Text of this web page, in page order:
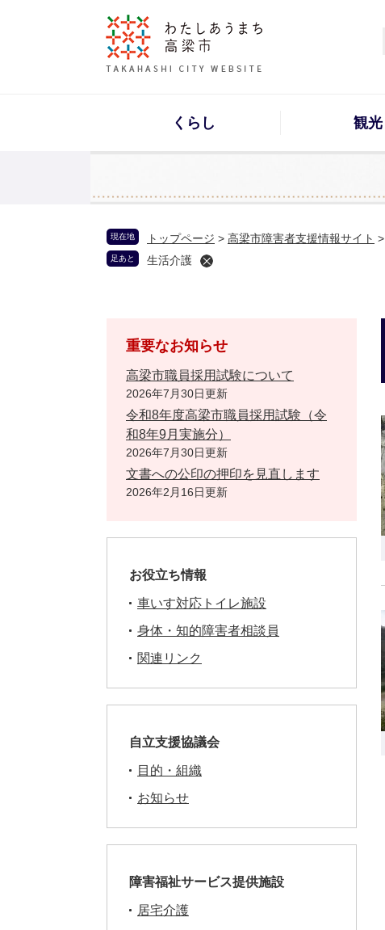
くらし 観光
現在地 トップページ > 高梁市障害者支援情報サイト >
足あと 生活介護
重要なお知らせ
高梁市職員採用試験について
2026年7月30日更新
令和8年度高梁市職員採用試験（令
和8年9月実施分）
2026年7月30日更新
文書への公印の押印を見直します
2026年2月16日更新
お役立ち情報
車いす対応トイレ施設
身体・知的障害者相談員
関連リンク
自立支援協議会
目的・組織
お知らせ
障害福祉サービス提供施設
居宅介護